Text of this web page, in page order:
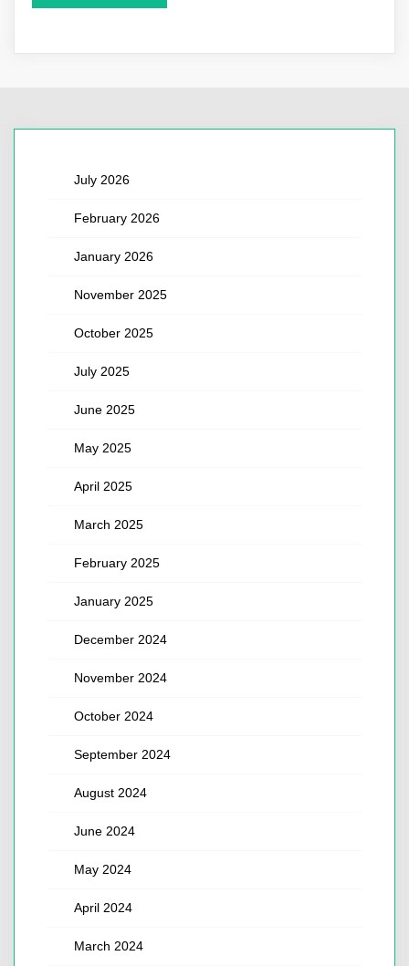
July 2026
February 2026
January 2026
November 2025
October 2025
July 2025
June 2025
May 2025
April 2025
March 2025
February 2025
January 2025
December 2024
November 2024
October 2024
September 2024
August 2024
June 2024
May 2024
April 2024
March 2024